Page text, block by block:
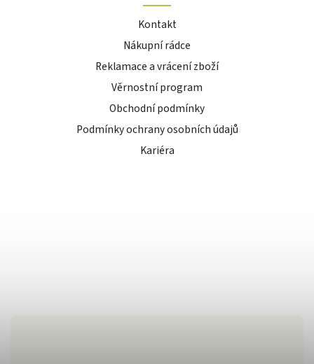
Kontakt
Nákupní rádce
Reklamace a vrácení zboží
Věrnostní program
Obchodní podmínky
Podmínky ochrany osobních údajů
Kariéra